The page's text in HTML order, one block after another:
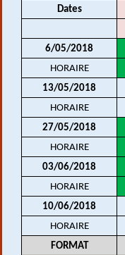
Dates
6/05/2018
HORAIRE
13/05/2018
HORAIRE
27/05/2018
HORAIRE
03/06/2018
HORAIRE
10/06/2018
HORAIRE
FORMAT